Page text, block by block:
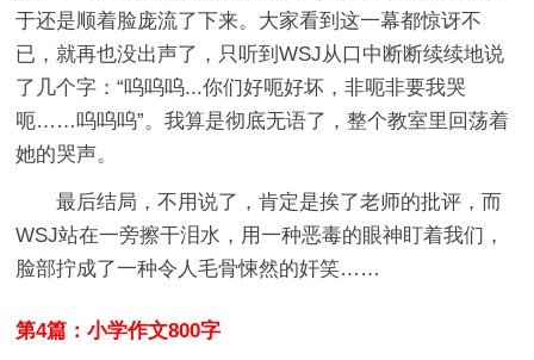
于还是顺着脸庞流了下来。大家看到这一幕都惊讶不
已，就再也没出声了，只听到WSJ从口中断断续续地说
了几个字：“呜呜呜...你们好呃好坏，非呃非要我哭
呃……呜呜呜”。我算是彻底无语了，整个教室里回荡着
她的哭声。
最后结局，不用说了，肯定是挨了老师的批评，而
WSJ站在一旁擦干泪水，用一种恶毒的眼神盯着我们，
脸部拧成了一种令人毛骨悚然的奸笑……
第4篇：小学作文800字